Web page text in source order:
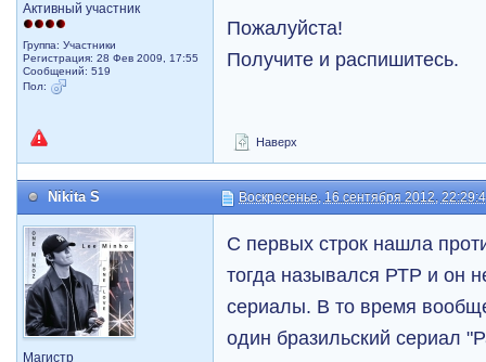
Активный участник
Группа: Участники
Регистрация: 28 Фев 2009, 17:55
Сообщений: 519
Пол:
Пожалуйста!
Получите и распишитесь.
Наверх
Nikita S Воскресенье, 16 сентября 2012,
Магистр
С первых строк нашла
тогда назывался РТР и он
сериалы. В то время
один бразильский сериал